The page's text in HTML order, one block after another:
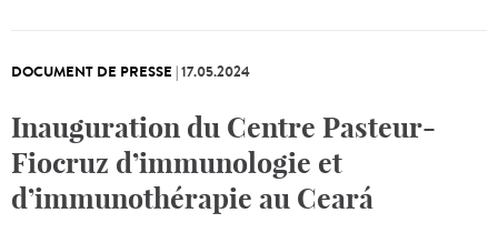
DOCUMENT DE PRESSE |17.05.2024
Inauguration du Centre Pasteur-
Fiocruz d’immunologie et
d’immunothérapie au Ceará